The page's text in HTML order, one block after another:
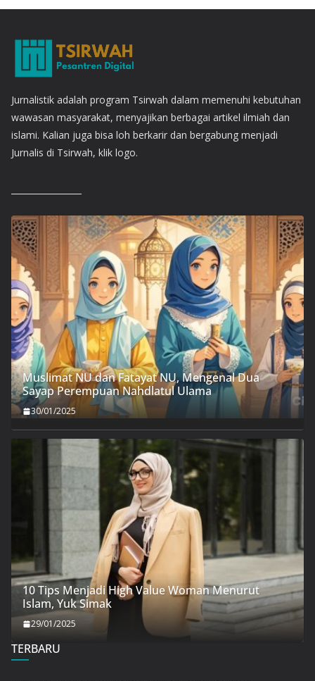
Jurnalistik adalah program Tsirwah dalam memenuhi kebutuhan
wawasan masyarakat, menyajikan berbagai artikel ilmiah dan
islami. Kalian juga bisa loh berkarir dan bergabung menjadi
Jurnalis di Tsirwah, klik logo.
Muslimat NU dan Fatayat NU, Mengenal Dua
Sayap Perempuan Nahdlatul Ulama
30/01/2025
10 Tips Menjadi High Value Woman Menurut
Islam, Yuk Simak
29/01/2025
TERBARU